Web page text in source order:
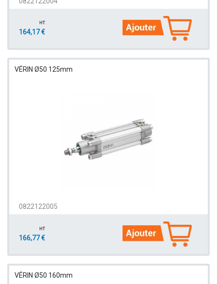
HT
164,17 €
VÉRIN Ø50 125mm
0822122005
HT
166,77 €
VÉRIN Ø50 160mm